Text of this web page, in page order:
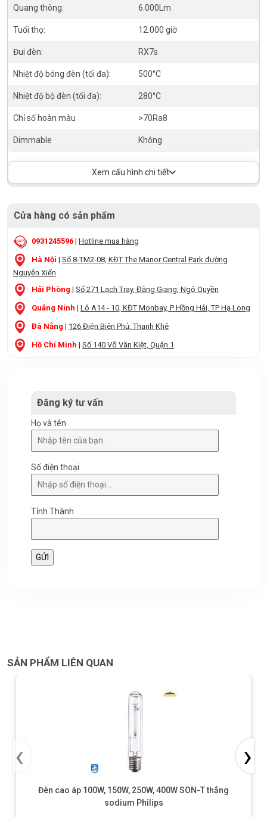
Quang thông: 6.000Lm
Tuổi thọ: 12.000 giờ
Đui đèn: RX7s
Nhiệt độ bóng đèn (tối đa): 500°C
Nhiệt độ bộ đèn (tối đa): 280°C
Chỉ số hoàn màu >70Ra8
Dimmable Không
Xem cấu hình chi tiết
Cửa hàng có sản phẩm
0931245596 | Hotline mua hàng
Hà Nội | Số 8-TM2-08, KĐT The Manor Central Park đường
Nguyễn Xiển
Hải Phòng | Số 271 Lạch Tray, Đằng Giang, Ngô Quyền
Quảng Ninh | Lô A14 - 10, KĐT Monbay, P Hồng Hải, TP Hạ Long
Đà Nẵng | 126 Điện Biên Phủ, Thanh Khê
Hồ Chí Minh | Số 140 Võ Văn Kiệt, Quận 1
Đăng ký tư vấn
Họ và tên
Số điện thoại
Tỉnh Thành
SẢN PHẨM LIÊN QUAN
Đèn cao áp 100W, 150W, 250W, 400W SON-T thẳng
sodium Philips
‹ ›